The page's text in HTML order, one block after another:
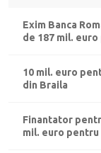
Exim Banca
de 187 mil.
10 mil. euro
din Braila
Finantator
mil. euro pentru